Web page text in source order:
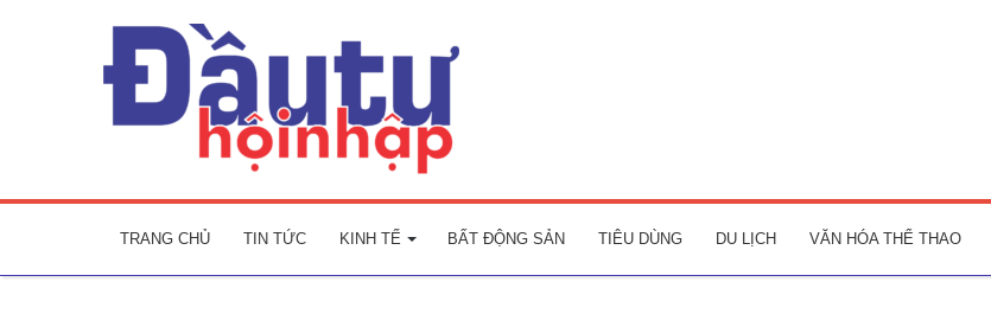
TRANG CHỦ TIN TỨC KINH TẾ BẤT ĐỘNG SẢN TIÊU DÙNG DU LỊCH VĂN HÓA THỂ THAO